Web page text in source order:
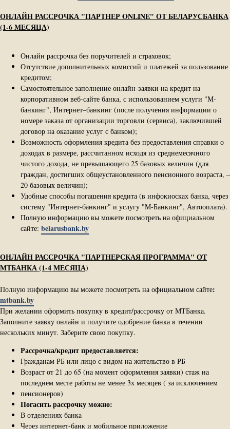
ОНЛАЙН РАССРОЧКА "ПАРТНЕР ONLINE" ОТ БЕЛАРУСБАНКА
(1-6 МЕСЯЦА)
Онлайн рассрочка без поручителей и страховок;
Отсутствие дополнительных комиссий и платежей за пользование
кредитом;
Самостоятельное заполнение онлайн-заявки на кредит на
корпоративном веб-сайте банка, с использованием услуги "М-
банкинг", Интернет–банкинг (после получения информации о
номере заказа от организации торговли (сервиса), заключившей
договор на оказание услуг с банком);
Возможность оформления кредита без предоставления справки о
доходах в размере, рассчитанном исходя из среднемесячного
чистого дохода, не превышающего 25 базовых величин (для
граждан, достигших общеустановленного пенсионного возраста, –
20 базовых величин);
Удобные способы погашения кредита (в инфокиосках банка, через
систему "Интернет-банкинг" и услугу "М-Банкинг", Автооплата).
Полную информацию вы можете посмотреть на официальном
сайте: belarusbank.by
ОНЛАЙН РАССРОЧКА "ПАРТНЕРСКАЯ ПРОГРАММА" ОТ
МТБАНКА (1-4 МЕСЯЦА)
Полную информацию вы можете посмотреть на официальном сайте:
mtbank.by
При желании оформить покупку в кредит/рассрочку от МТБанка.
Заполните заявку онлайн и получите одобрение банка в течении
нескольких минут. Заберите свою покупку.
Рассрочка/кредит предоставляется:
Гражданам РБ или лицо с видом на жительство в РБ
Возраст от 21 до 65 (на момент оформления заявки) стаж на
последнем месте работы не менее 3х месяцев ( за исключением
пенсионеров)
Погасить рассрочку можно:
В отделениях банка
Через интернет-банк и мобильное приложение